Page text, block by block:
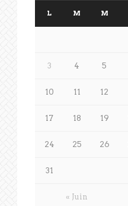
L M M
« Juin
3 4 5
10 11 12
17 18 19
24 25 26
31